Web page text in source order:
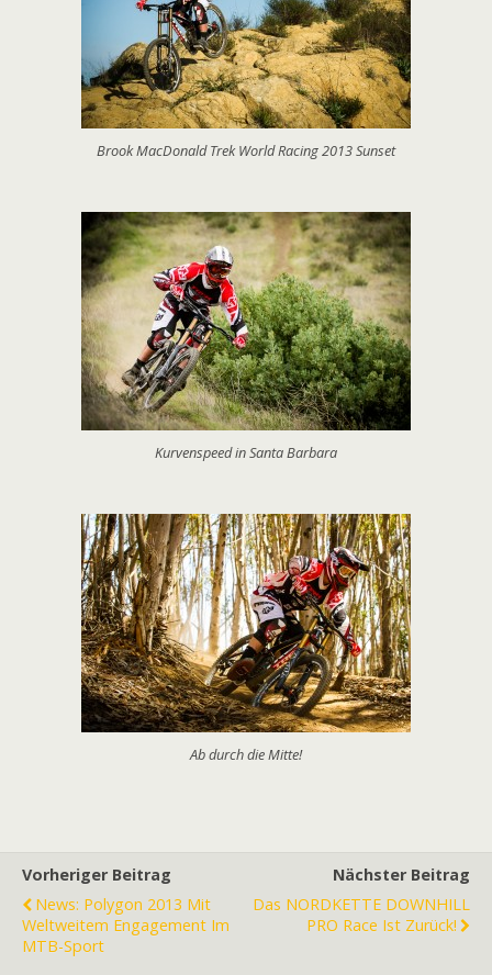
Brook MacDonald Trek World Racing 2013 Sunset
Kurvenspeed in Santa Barbara
Ab durch die Mitte!
Vorheriger Beitrag
News: Polygon 2013 Mit
Weltweitem Engagement Im
MTB-Sport
Nächster Beitrag
Das NORDKETTE DOWNHILL
PRO Race Ist Zurück!